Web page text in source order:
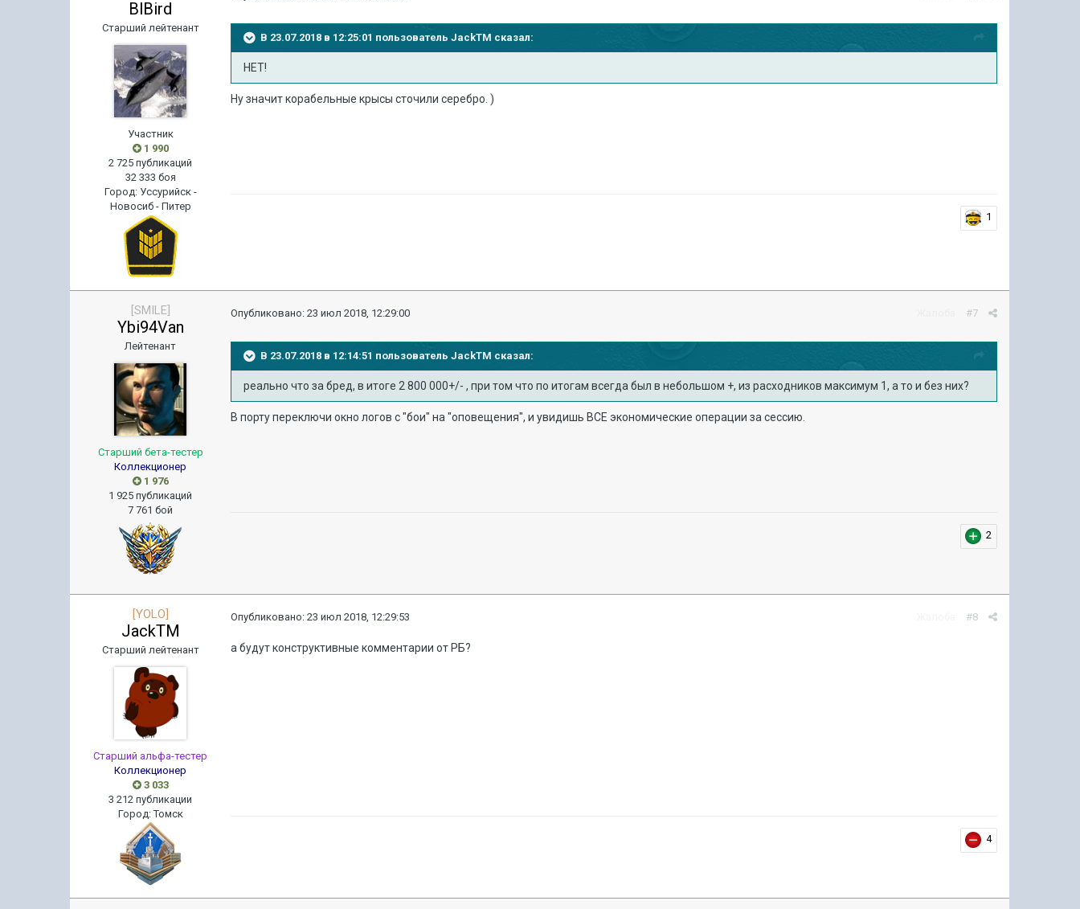
BlBird
Старший лейтенант
Участник
1 990
2 725 публикаций
32 333 боя
Город: Уссурийск -
Новосиб - Питер
В 23.07.2018 в 12:25:01 пользовательJackTM сказал:
НЕТ!
Ну значит корабельные крысы сточили серебро. )
1
[SMILE]
Ybi94Van
Лейтенант
Старший бета-тестер
Коллекционер
1 976
1 925 публикаций
7 761 бой
#7
Опубликовано:23 июл 2018, 12:29:00
В 23.07.2018 в 12:14:51 пользовательJackTM сказал:
реально что за бред, в итоге 2 800 000+/- , при том что по итогам всегда был в небольшом +, из расходников максимум 1, а то и без них?
В порту переключи окно логов с "бои" на "оповещения", и увидишь ВСЕ экономические операции за сессию.
2
[YOLO]
JackTM
Старший лейтенант
Старший альфа-тестер
Коллекционер
3 033
3 212 публикации
Город:Томск
#8
Опубликовано:23 июл 2018, 12:29:53
а будут конструктивные комментарии от РБ?
4